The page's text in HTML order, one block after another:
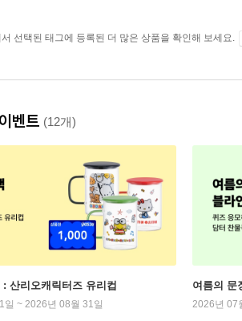
선택된 태그에 등록된 더 많은 상품을 확인해 보세요.
벤트 (12개)
산리오캐릭터즈 유리컵
일 ~ 2026년 08월 31일
여름의 문
2026년 07